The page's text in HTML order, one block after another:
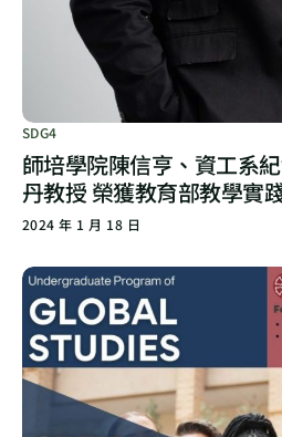
SDG4
師培學院陳信亨、資工系
丹教授 榮獲教育部教學實
2024 年 1 月 18 日